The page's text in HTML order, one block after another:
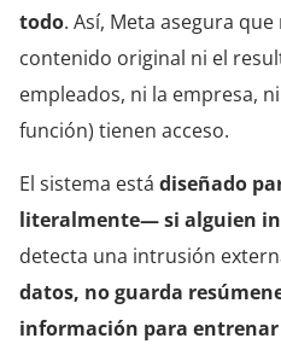
todo. Así, Meta asegura
contenido original ni el
empleados, ni la empresa,
función) tienen acceso.
El sistema está diseñado
literalmente— si alguien
detecta una intrusión
datos, no guarda
información para